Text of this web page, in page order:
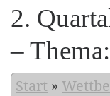
2.
–
Start »